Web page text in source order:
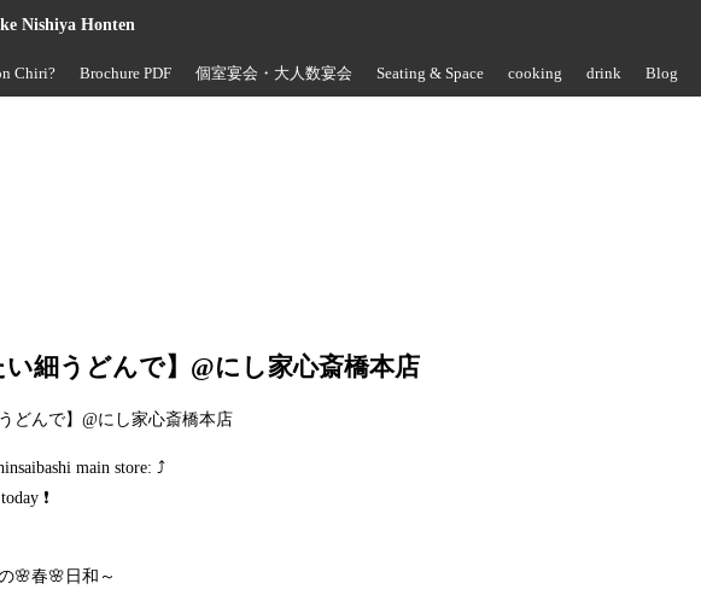
Nishiya Honten
Chiri? Brochure PDF 個室宴会・大人数宴会 Seating & Space cooking drink Blog
い細うどんで】@にし家心斎橋本店
どんで】@にし家心斎橋本店
main store: ⤴️
❗
🌸春🌸日和～